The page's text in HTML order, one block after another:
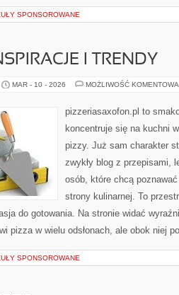
SPONSOROWANE
I TRENDY
MAR - 10 - 2026 MOŻLIWOŚĆ
pizzeriasaxofon.pl to
koncentruje się na kuchni
pizzy. Już sam charakter
zwykły blog z przepisami,
osób, które chcą
strony kulinarnej. To
do gotowania. Na stronie widać
pizza w wielu odsłonach, ale obok niej
SPONSOROWANE